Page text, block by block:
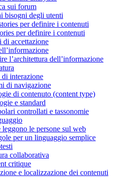
sui forum
bisogni degli utenti
per definire i contenuti
per definire i contenuti
di accettazione
l’architettura dell’informazione
interazione
di navigazione
di contenuto (content type)
e standard
controllati e tassonomie
le persone sul web
per un linguaggio semplice
collaborativa
critique
e localizzazione dei contenuti